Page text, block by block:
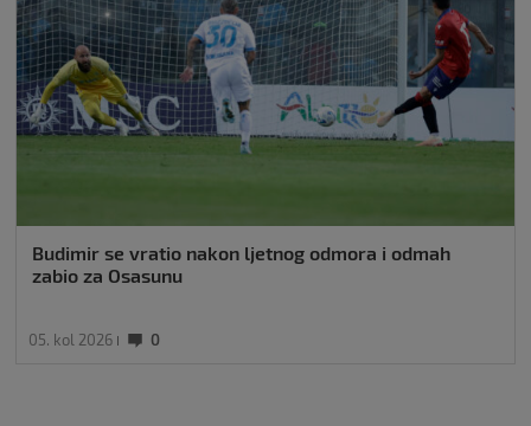
Budimir se vratio nakon ljetnog odmora i odmah
zabio za Osasunu
05. kol 2026 0